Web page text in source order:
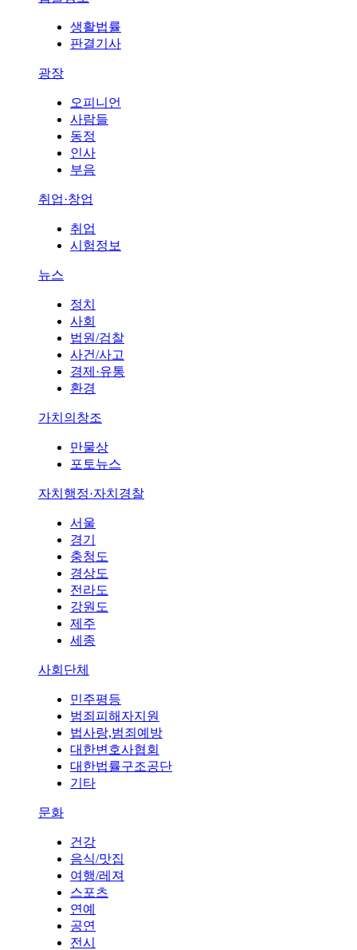
생활법률
판결기사
광장
오피니언
사람들
동정
인사
부음
취업·창업
취업
시험정보
뉴스
정치
사회
법원/검찰
사건/사고
경제·유통
환경
가치의창조
만물상
포토뉴스
자치행정·자치경찰
서울
경기
충청도
경상도
전라도
강원도
제주
세종
사회단체
민주평등
범죄피해자지원
법사랑,범죄예방
대한변호사협회
대한법률구조공단
기타
문화
건강
음식/맛집
여행/레져
스포츠
연예
공연
전시